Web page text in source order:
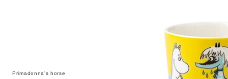
Primadonna's horse